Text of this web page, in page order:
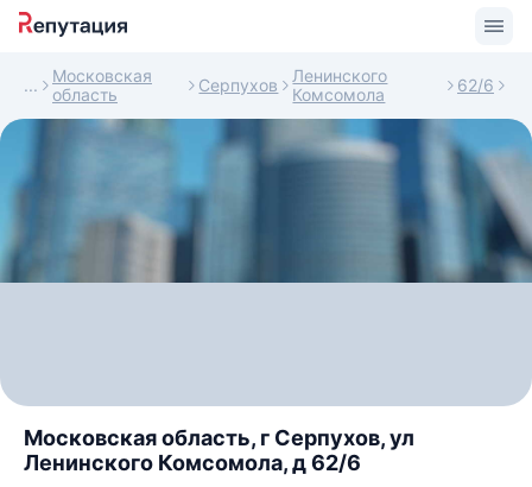
Московская
область
Серпухов
Ленинского
Комсомола
62/6
Московская область, г Серпухов, ул
Ленинского Комсомола, д 62/6